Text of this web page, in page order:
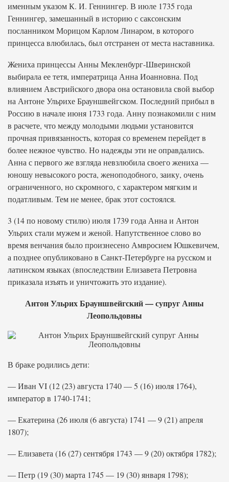
именным указом К. И. Геннингер. В июле 1735 года
Геннингер, замешанный в историю с саксонским
посланником Морицом Карлом Линаром, в которого
принцесса влюбилась, был отстранен от места наставника.
Жениха принцессы Анны Мекленбург-Шверинской
выбирала ее тетя, императрица Анна Иоанновна. Под
влиянием Австрийского двора она остановила свой выбор
на Антоне Ульрихе Брауншвейгском. Последний прибыл в
Россию в начале июня 1733 года. Анну познакомили с ним
в расчете, что между молодыми людьми установится
прочная привязанность, которая со временем перейдет в
более нежное чувство. Но надежды эти не оправдались.
Анна с первого же взгляда невзлюбила своего жениха —
юношу невысокого роста, женоподобного, заику, очень
ограниченного, но скромного, с характером мягким и
податливым. Тем не менее, брак этот состоялся.
3 (14 по новому стилю) июля 1739 года Анна и Антон
Ульрих стали мужем и женой. Напутственное слово во
время венчания было произнесено Амвросием Юшкевичем,
а позднее опубликовано в Санкт-Петербурге на русском и
латинском языках (впоследствии Елизавета Петровна
приказала изъять и уничтожить это издание).
Антон Ульрих Брауншвейгский — супруг Анны
Леопольдовны
В браке родились дети:
— Иван VI (12 (23) августа 1740 — 5 (16) июля 1764),
император в 1740-1741;
— Екатерина (26 июля (6 августа) 1741 — 9 (21) апреля
1807);
— Елизавета (16 (27) сентября 1743 — 9 (20) октября 1782);
— Петр (19 (30) марта 1745 — 19 (30) января 1798);